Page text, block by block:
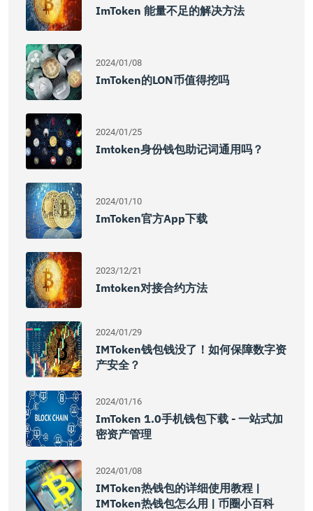
ImToken 能量不足的解决方法
2024/01/08
ImToken的LON币值得挖吗
2024/01/25
Imtoken身份钱包助记词通用吗？
2024/01/10
ImToken官方App下载
2023/12/21
Imtoken对接合约方法
2024/01/29
IMToken钱包钱没了！如何保障数字资
产安全？
2024/01/16
ImToken 1.0手机钱包下载 - 一站式加
密资产管理
2024/01/08
IMToken热钱包的详细使用教程 |
IMToken热钱包怎么用 | 币圈小百科